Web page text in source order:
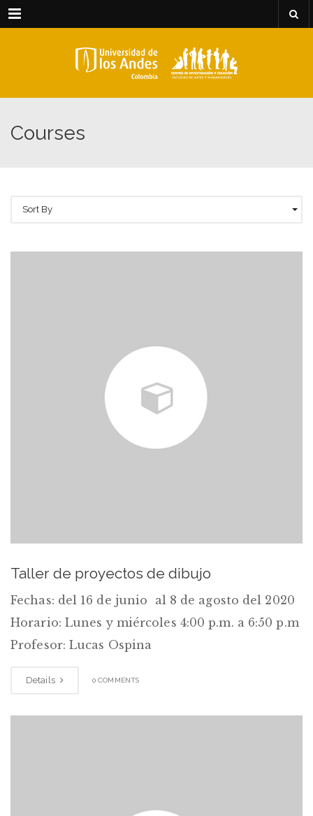
Menu
Courses
Sort By
Taller de proyectos de dibujo
Fechas: del 16 de junio al 8 de agosto del 2020
Horario: Lunes y miércoles 4:00 p.m. a 6:50 p.m
Profesor: Lucas Ospina
Details 0 COMMENTS